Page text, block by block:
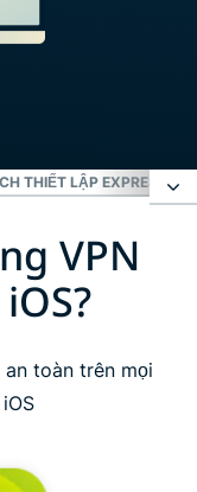
THIẾT LẬP
iOS?
hoặc iPad
cho iOS
VPN
toàn trên mọi